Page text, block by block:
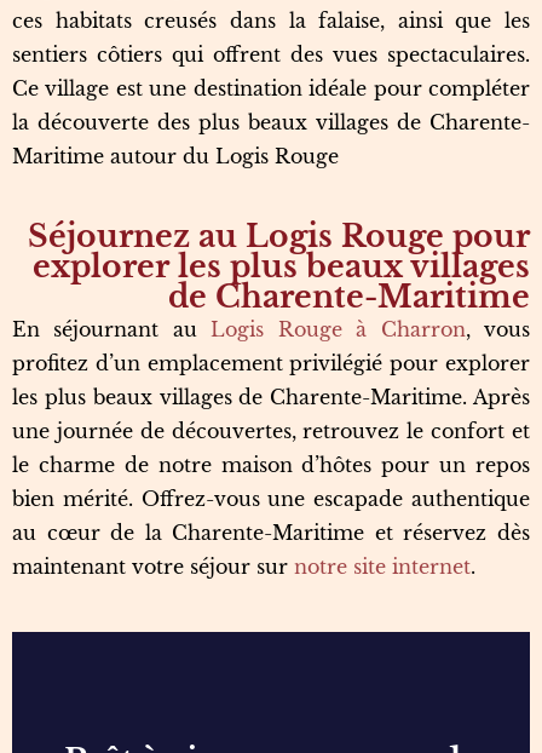
ces habitats creusés dans la falaise, ainsi que les
sentiers côtiers qui offrent des vues spectaculaires.
Ce village est une destination idéale pour compléter
la découverte des plus beaux villages de Charente-
Maritime autour du Logis Rouge
Séjournez au Logis Rouge pour
explorer les plus beaux villages
de Charente-Maritime
En séjournant auLogis Rouge à Charron, vous
profitez d’un emplacement privilégié pour explorer
les plus beaux villages de Charente-Maritime. Après
une journée de découvertes, retrouvez le confort et
le charme de notre maison d’hôtes pour un repos
bien mérité. Offrez-vous une escapade authentique
au cœur de la Charente-Maritime et réservez dès
maintenant votre séjour sur notre site internet.